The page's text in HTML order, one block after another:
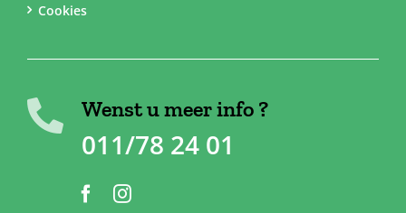
Cookies
Wenst u meer info ?
011/78 24 01